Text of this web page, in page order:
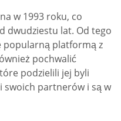
w 1993 roku, co
dwudziestu lat. Od tego
popularną platformą z
pochwalić
podzielili jej byli
swoich partnerów i są w